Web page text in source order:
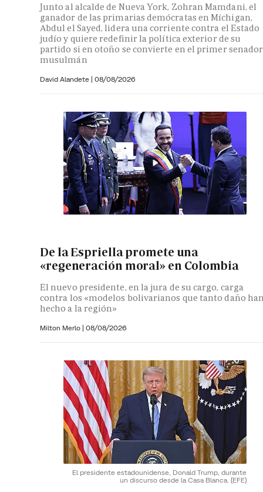
Junto al alcalde de Nueva York, Zohran Mamdani, el
ganador de las primarias demócratas en Míchigan,
Abdul el Sayed, lidera una corriente contra el Estado
judío y quiere redefinir la política exterior de su
partido si en otoño se convierte en el primer senador
musulmán
David Alandete | 08/08/2026
De la Espriella promete una
«regeneración moral» en Colombia
El nuevo presidente, en la jura de su cargo, carga
contra los «modelos bolivarianos que tanto daño
hecho a la región»
Milton Merlo | 08/08/2026
El presidente estadounidense, Donald Trump, durante
un discurso desde la Casa Blanca. (EFE)